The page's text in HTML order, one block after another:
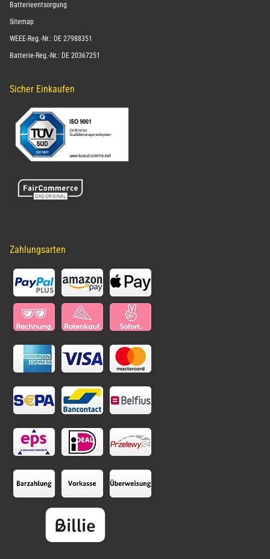
Batterieentsorgung
Sitemap
WEEE-Reg.-Nr.: DE 27988351
Batterie-Reg.-Nr.: DE 20367251
Sicher Einkaufen
Zahlungsarten